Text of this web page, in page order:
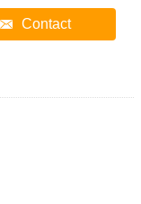
Contact